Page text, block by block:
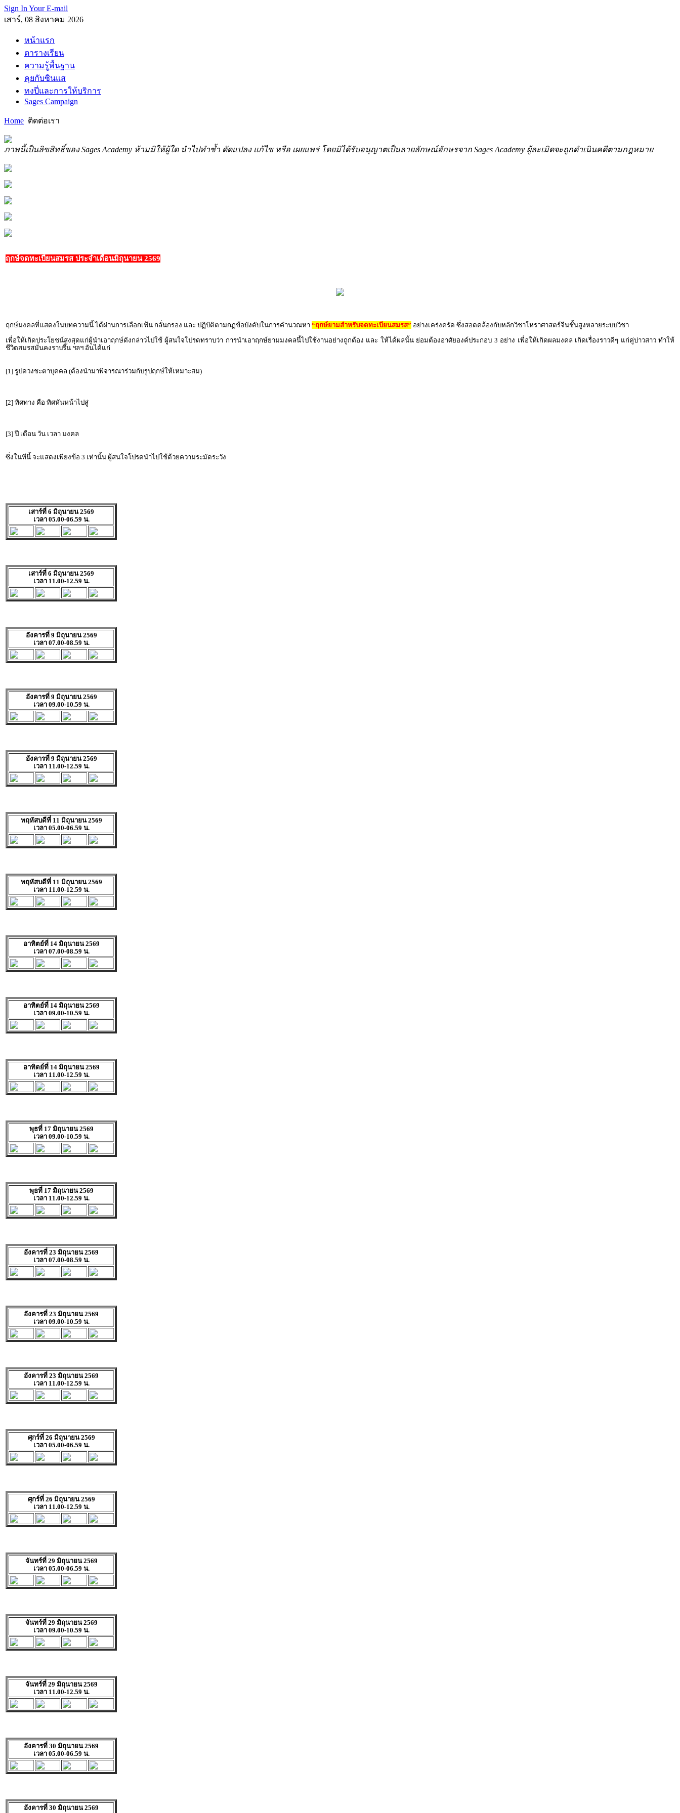
Sign In Your E-mail
เสาร์, 08 สิงหาคม 2026
หน้าแรก
ตารางเรียน
ความรู้พื้นฐาน
คุยกับซินแส
ทงปี่และการให้บริการ
Sages Campaign
Home ติดต่อเรา
ภาพนี้เป็นลิขสิทธิ์ของ Sages Academy ห้ามมิให้ผู้ใด นำไปทำซ้ำ ดัดแปลง แก้ไข หรือ เผยแพร่ โดยมิได้รับอนุญาตเป็นลายลักษณ์อักษรจาก Sages Academy ผู้ละเมิดจะถูกดำเนินคดีตามกฎหมาย
ฤกษ์จดทะเบียนสมรส ประจำเดือนมิถุนายน 2569
ฤกษ์มงคลที่แสดงในบทความนี้ ได้ผ่านการเลือกเฟ้น กลั่นกรอง และ ปฏิบัติตามกฏข้อบังคับในการคำนวณหา “ฤกษ์ยามสำหรับจดทะเบียนสมรส” อย่างเคร่งครัด ซึ่งสอดคล้องกับหลักวิชาโหราศาสตร์จีนชั้นสูงหลายระบบวิชา
เพื่อให้เกิดประโยชน์สูงสุดแก่ผู้นำเอาฤกษ์ดังกล่าวไปใช้ ผู้สนใจโปรดทราบว่า การนำเอาฤกษ์ยามมงคลนี้ไปใช้งานอย่างถูกต้อง และ ให้ได้ผลนั้น ย่อมต้องอาศัยองค์ประกอบ 3 อย่าง เพื่อให้เกิดผลมงคล เกิดเรื่องราวดีๆ แก่คู่บ่าวสาว ทำให้
ชีวิตสมรสมั่นคงราบรื่น ฯลฯ อันได้แก่
[1] รูปดวงชะตาบุคคล (ต้องนำมาพิจารณาร่วมกับรูปฤกษ์ให้เหมาะสม)
[2] ทิศทาง คือ ทิศหันหน้าไปสู่
[3] ปี เดือน วัน เวลา มงคล
ซึ่งในทีนี้ จะแสดงเพียงข้อ 3 เท่านั้น ผู้สนใจโปรดนำไปใช้ด้วยความระมัดระวัง
เสาร์ที่ 6 มิถุนายน 2569
เวลา 05.00-06.59 น.
เสาร์ที่ 6 มิถุนายน 2569
เวลา 11.00-12.59 น.
อังคารที่ 9 มิถุนายน 2569
เวลา 07.00-08.59 น.
อังคารที่ 9 มิถุนายน 2569
เวลา 09.00-10.59 น.
อังคารที่ 9 มิถุนายน 2569
เวลา 11.00-12.59 น.
พฤหัสบดีที่ 11 มิถุนายน 2569
เวลา 05.00-06.59 น.
พฤหัสบดีที่ 11 มิถุนายน 2569
เวลา 11.00-12.59 น.
อาทิตย์ที่ 14 มิถุนายน 2569
เวลา 07.00-08.59 น.
อาทิตย์ที่ 14 มิถุนายน 2569
เวลา 09.00-10.59 น.
อาทิตย์ที่ 14 มิถุนายน 2569
เวลา 11.00-12.59 น.
พุธที่ 17 มิถุนายน 2569
เวลา 09.00-10.59 น.
พุธที่ 17 มิถุนายน 2569
เวลา 11.00-12.59 น.
อังคารที่ 23 มิถุนายน 2569
เวลา 07.00-08.59 น.
อังคารที่ 23 มิถุนายน 2569
เวลา 09.00-10.59 น.
อังคารที่ 23 มิถุนายน 2569
เวลา 11.00-12.59 น.
ศุกร์ที่ 26 มิถุนายน 2569
เวลา 05.00-06.59 น.
ศุกร์ที่ 26 มิถุนายน 2569
เวลา 11.00-12.59 น.
จันทร์ที่ 29 มิถุนายน 2569
เวลา 05.00-06.59 น.
จันทร์ที่ 29 มิถุนายน 2569
เวลา 09.00-10.59 น.
จันทร์ที่ 29 มิถุนายน 2569
เวลา 11.00-12.59 น.
อังคารที่ 30 มิถุนายน 2569
เวลา 05.00-06.59 น.
อังคารที่ 30 มิถุนายน 2569